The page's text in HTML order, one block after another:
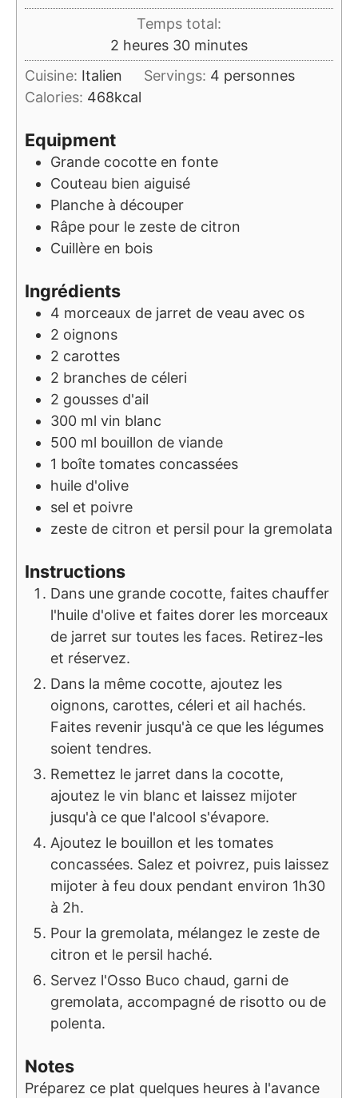
Temps total:
2 heures
heures 30minutes
minutes
Cuisine: Italien Servings: 4 personnes
Calories: 468kcal
Equipment
Grande cocotte en fonte
Couteau bien aiguisé
Planche à découper
Râpe pour le zeste de citron
Cuillère en bois
Ingrédients
4 morceaux de jarret de veau avec os
2 oignons
2 carottes
2 branches de céleri
2 gousses d'ail
300 ml vin blanc
500 ml bouillon de viande
1 boîte tomates concassées
huile d'olive
sel et poivre
zeste de citron et persil pour la gremolata
Instructions
Dans une grande cocotte, faites chauffer
l'huile d'olive et faites dorer les morceaux
de jarret sur toutes les faces. Retirez-les
et réservez.
Dans la même cocotte, ajoutez les
oignons, carottes, céleri et ail hachés.
Faites revenir jusqu'à ce que les légumes
soient tendres.
Remettez le jarret dans la cocotte,
ajoutez le vin blanc et laissez mijoter
jusqu'à ce que l'alcool s'évapore.
Ajoutez le bouillon et les tomates
concassées. Salez et poivrez, puis laissez
mijoter à feu doux pendant environ 1h30
à 2h.
Pour la gremolata, mélangez le zeste de
citron et le persil haché.
Servez l'Osso Buco chaud, garni de
gremolata, accompagné de risotto ou de
polenta.
Notes
Préparez ce plat quelques heures à l'avance